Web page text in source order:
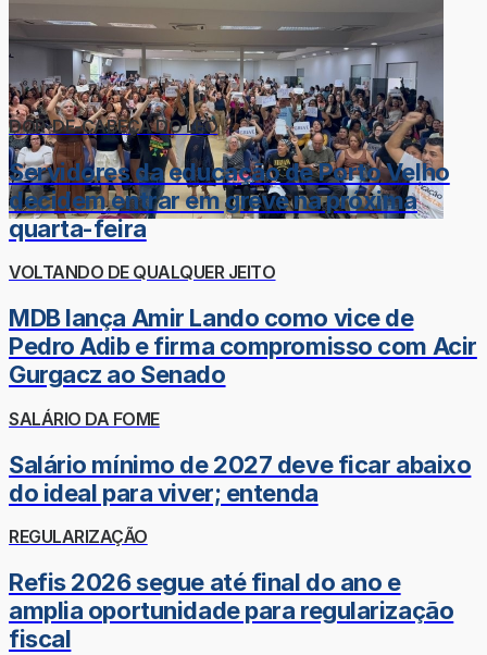
DOR-DE-CABEÇA DO LÉO
Servidores da educação de Porto Velho
decidem entrar em greve na próxima
quarta-feira
VOLTANDO DE QUALQUER JEITO
MDB lança Amir Lando como vice de
Pedro Adib e firma compromisso com Acir
Gurgacz ao Senado
SALÁRIO DA FOME
Salário mínimo de 2027 deve ficar abaixo
do ideal para viver; entenda
REGULARIZAÇÃO
Refis 2026 segue até final do ano e
amplia oportunidade para regularização
fiscal